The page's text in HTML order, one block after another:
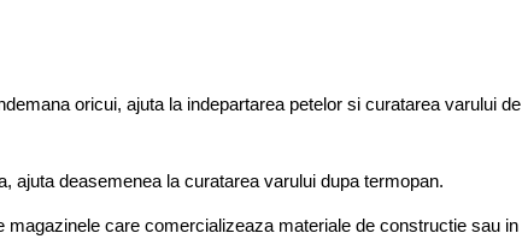
oricui, ajuta la indepartarea petelor si curatarea varului de
ajuta deasemenea la curatarea varului dupa termopan.
magazinele care comercializeaza materiale de constructie sau in